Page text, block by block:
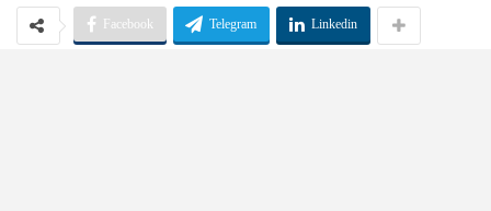
Facebook Telegram Linkedin